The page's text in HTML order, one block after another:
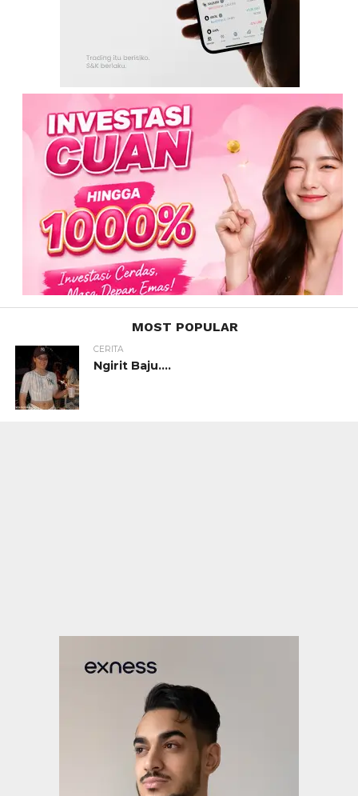
MOST POPULAR
CERITA
Ngirit Baju….